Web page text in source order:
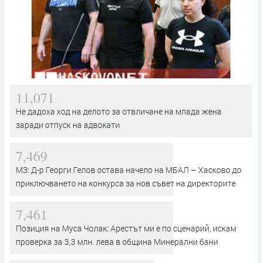
11,071
Не дадоха ход на делото за отвличане на млада жена
заради отпуск на адвокати
7,469
МЗ: Д-р Георги Гелов остава начело на МБАЛ – Хасково до
приключването на конкурса за нов съвет на директорите
7,461
Позиция на Муса Чолак: Арестът ми е по сценарий, искам
проверка за 3,3 млн. лева в община Минерални бани